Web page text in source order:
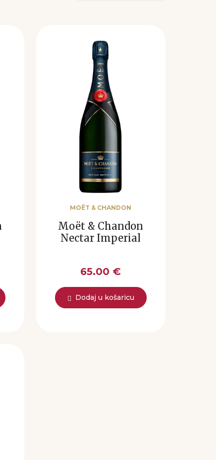
MOËT & CHANDON
Moët & Chandon
Nectar Imperial
65.00 €
Dodaj u košaricu